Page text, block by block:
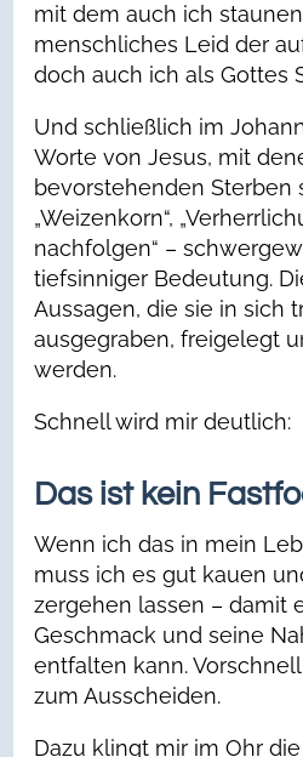
mit dem auch ich
menschliches Leid der
doch auch ich als Gottes
Und schließlich im
Worte von Jesus, mit
bevorstehenden Sterben
„Weizenkorn“,
nachfolgen“ –
tiefsinniger Bedeutung.
Aussagen, die sie in sich
ausgegraben, freigelegt
werden.
Schnell wird mir deutlich:
Das ist kein
Wenn ich das in mein
muss ich es gut kauen
zergehen lassen – damit
Geschmack und seine
entfalten kann.
zum Ausscheiden.
Dazu klingt mir im Ohr